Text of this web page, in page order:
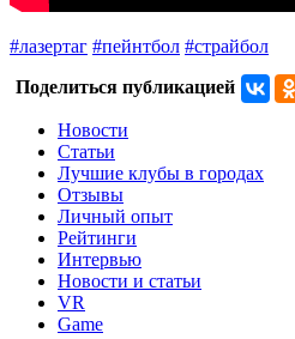
#лазертаг #пейнтбол #страйбол
Поделиться публикацией
Новости
Статьи
Лучшие клубы в городах
Отзывы
Личный опыт
Рейтинги
Интервью
Новости и статьи
VR
Game